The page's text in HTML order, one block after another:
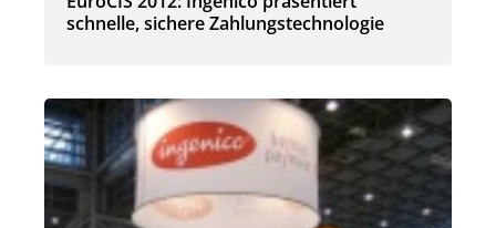
schnelle, sichere Zahlungstechnologie